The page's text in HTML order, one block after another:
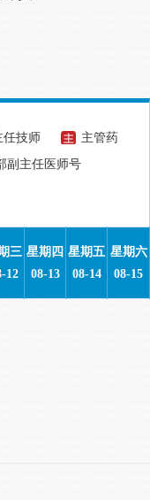
任技师
主管药
副主任医师号
三
12
星期四
08-13
星期五
08-14
星期六
08-15